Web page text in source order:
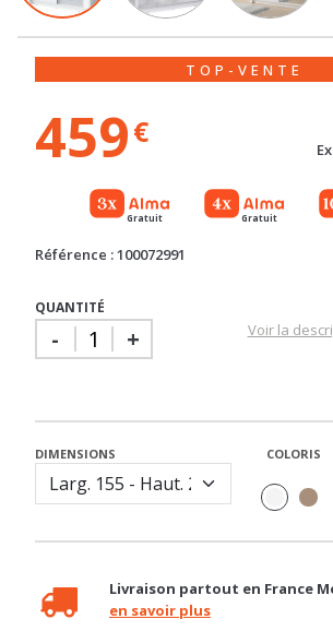
TOP-VENTE
459€
Gratuit Gratuit
Référence : 100072991
QUANTITÉ
- + Voir la
DIMENSIONS COLORIS
Livraison partout en France
en savoir plus